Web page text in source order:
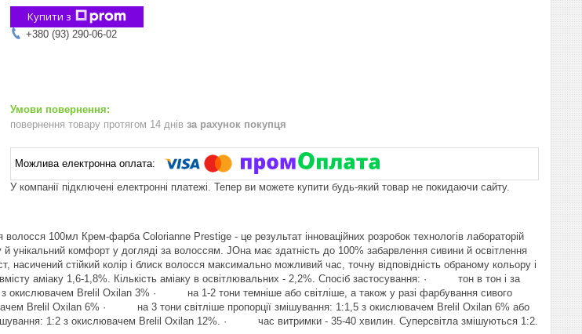
Купити з
+380 (93) 290-06-02
повернення товару протягом 14 днів за рахунок покупця
У компанії підключені електронні платежі. Тепер ви можете купити будь-який товар не покидаючи сайту.
100мл Крем-фарба Colorianne Prestige - це результат інноваційних розробок технологів лабораторій
й унікальний комфорт у догляді за волоссям. JОна має здатність до 100% забарвлення сивини й освітлення
насичений стійкий колір і блиск волосся максимально можливий час, точну відповідність обраному кольору і
аміаку 1,6-1,8%. Кількість аміаку в освітлювальних - 2,2%. Спосіб застосування: · тон в тон і за
з окислювачем Brelil Oxilan 3% · на 1-2 тони темніше або світліше, а також у разі фарбування сивого
Brelil Oxilan 6% · на 3 тони світліше пропорції змішування: 1:1,5 з окислювачем Brelil Oxilan 6% або
1:2 з окислювачем Brelil Oxilan 12%. · час витримки - 35-40 хвилин. Суперсвітла змішуються 1:2.